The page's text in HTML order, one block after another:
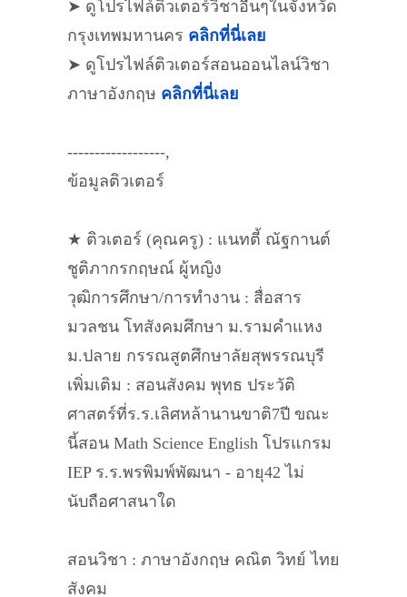
➤ ดูโปรไฟล์ติวเตอร์วิชาอื่นๆในจังหวัด
กรุงเทพมหานคร คลิกที่นี่เลย
➤ ดูโปรไฟล์ติวเตอร์สอนออนไลน์วิชา
ภาษาอังกฤษ คลิกที่นี่เลย
------------------,
ข้อมูลติวเตอร์
★ ติวเตอร์ (คุณครู) : แนทตี้ ณัฐกานต์
ชูติภากรกฤษณ์ ผู้หญิง
วุฒิการศึกษา/การทำงาน : สื่อสาร
มวลชน โทสังคมศึกษา ม.รามคำแหง
ม.ปลาย กรรณสูตศึกษาลัยสุพรรณบุรี
เพิ่มเติม : สอนสังคม พุทธ ประวัติ
ศาสตร์ที่ร.ร.เลิศหล้านานขาติ7ปี ขณะ
นี้สอน Math Science English โปรแกรม
IEP ร.ร.พรพิมพ์พัฒนา - อายุ42 ไม่
นับถือศาสนาใด
สอนวิชา : ภาษาอังกฤษ คณิต วิทย์ ไทย
สังคม